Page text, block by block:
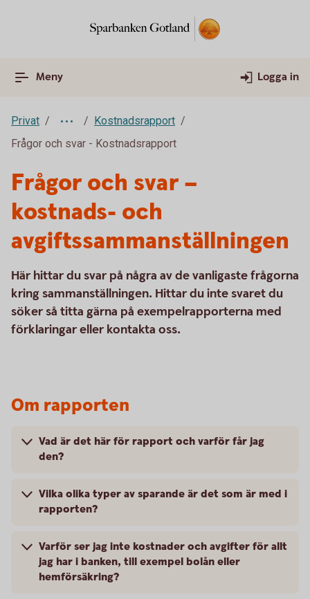
Meny Logga in
Privat
Kostnadsrapport
Frågor och svar - Kostnadsrapport
Frågor och svar –
kostnads- och
avgiftssammanställningen
Här hittar du svar på några av de vanligaste frågorna
kring sammanställningen. Hittar du inte svaret du
söker så titta gärna på exempelrapporterna med
förklaringar eller kontakta oss.
Om rapporten
Vad är det här för rapport och varför får jag
den?
Vilka olika typer av sparande är det som är med i
rapporten?
Varför ser jag inte kostnader och avgifter för allt
jag har i banken, till exempel bolån eller
hemförsäkring?